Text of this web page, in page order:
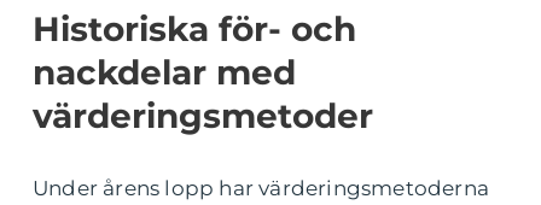
Historiska för- och
nackdelar med
värderingsmetoder
Under årens lopp har värderingsmetoderna